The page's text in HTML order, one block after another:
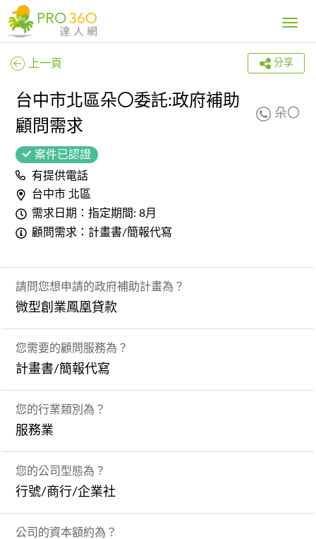
Toggle
上一頁 分享
台中市北區朵〇委託:政府補助
顧問需求
朵〇
案件已認證
有提供電話
台中市 北區
需求日期：指定期間: 8月
顧問需求：計畫書/簡報代寫
請問您想申請的政府補助計畫為？
微型創業鳳凰貸款
您需要的顧問服務為？
計畫書/簡報代寫
您的行業類別為？
服務業
您的公司型態為？
行號/商行/企業社
公司的資本額約為？